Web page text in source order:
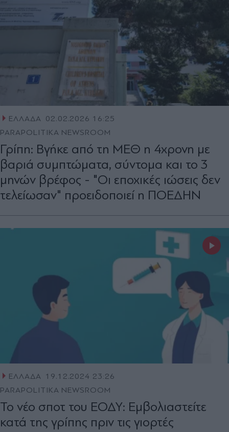
ΕΛΛΑΔΑ 02.02.2026 16:25
PARAPOLITIKA NEWSROOM
Γρίπη: Βγήκε από τη ΜΕΘ η 4χρονη με
βαριά συμπτώματα, σύντομα και το 3
μηνών βρέφος - "Οι εποχικές ιώσεις δεν
τελείωσαν" προειδοποιεί η ΠΟΕΔΗΝ
ΕΛΛΑΔΑ 19.12.2024 23:26
PARAPOLITIKA NEWSROOM
Το νέο σποτ του ΕΟΔΥ: Εμβολιαστείτε
κατά της γρίπης πριν τις γιορτές